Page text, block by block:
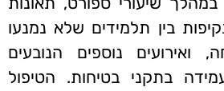
בין תלמידים שלא נמנעו
נוספים הנובעים
בתקני בטיחות. הטיפול